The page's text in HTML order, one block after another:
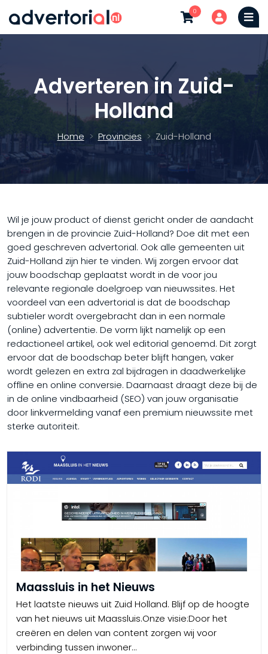
0
Adverteren in Zuid-
Holland
Home Provincies Zuid-Holland
Wil je jouw product of dienst gericht onder de aandacht
brengen in de provincie Zuid-Holland? Doe dit met een
goed geschreven advertorial. Ook alle gemeenten uit
Zuid-Holland zijn hier te vinden. Wij zorgen ervoor dat
jouw boodschap geplaatst wordt in de voor jou
relevante regionale doelgroep van nieuwssites. Het
voordeel van een advertorial is dat de boodschap
subtieler wordt overgebracht dan in een normale
(online) advertentie. De vorm lijkt namelijk op een
redactioneel artikel, ook wel editorial genoemd. Dit zorgt
ervoor dat de boodschap beter blijft hangen, vaker
wordt gelezen en extra zal bijdragen in daadwerkelijke
offline en online conversie. Daarnaast draagt deze bij de
in de online vindbaarheid (SEO) van jouw organisatie
door linkvermelding vanaf een premium nieuwssite met
sterke autoriteit.​
Maassluis in het Nieuws
Het laatste nieuws uit Zuid Holland. Blijf op de hoogte
van het nieuws uit Maassluis.Onze visie:Door het
creëren en delen van content zorgen wij voor
verbinding tussen inwoner...